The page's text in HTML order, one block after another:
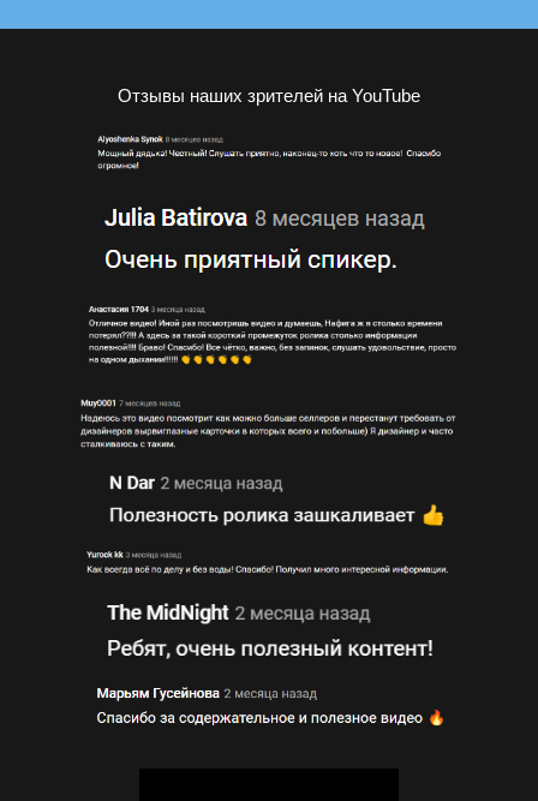
Отзывы наших зрителей на YouTube